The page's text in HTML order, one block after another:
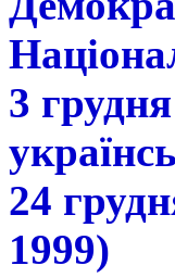
3
24
1999)